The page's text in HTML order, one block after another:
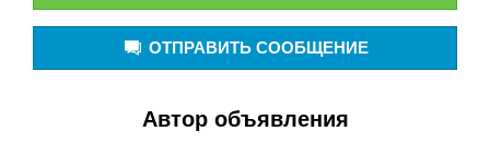
ОТПРАВИТЬ СООБЩЕНИЕ
Автор объявления